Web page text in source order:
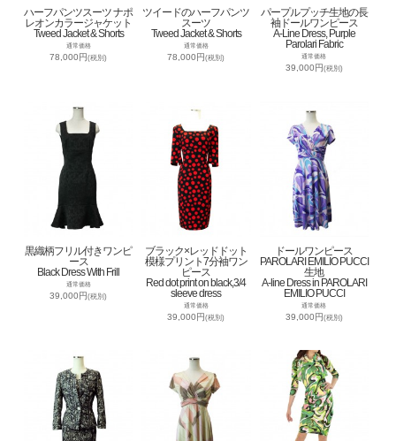
ハーフパンツスーツ ナポ
レオンカラージャケット
Tweed Jacket & Shorts
通常価格
78,000円(税別)
ツイードのハーフパンツ
スーツ
Tweed Jacket & Shorts
通常価格
78,000円(税別)
パープルプッチ生地の長
袖ドールワンピース
A-Line Dress, Purple
Parolari Fabric
通常価格
39,000円 (税別)
黒織柄フリル付きワンピ
ース
Black Dress With Frill
通常価格
39,000円(税別)
ブラック×レッドドット
模様プリント7分袖ワン
ピース
Red dot print on black,3/4
sleeve dress
通常価格
39,000円(税別)
ドールワンピース
PAROLARI EMILIO PUCCI
生地
A-line Dress in PAROLARI
EMILIO PUCCI
通常価格
39,000円 (税別)